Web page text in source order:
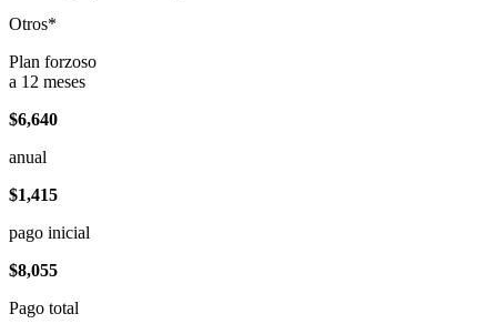
Otros*
Plan forzoso
a 12 meses
$6,640
anual
$1,415
pago inicial
$8,055
Pago total